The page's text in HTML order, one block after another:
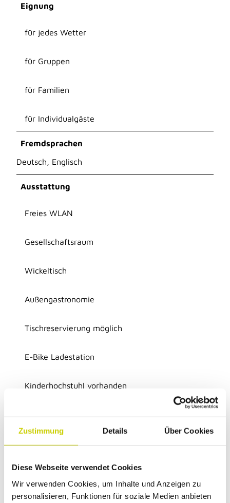
Zustimmung Details Über Cookies
Diese Webseite verwendet Cookies
Wir verwenden Cookies, um Inhalte und Anzeigen zu
personalisieren, Funktionen für soziale Medien anbieten
Eignung
für jedes Wetter
für Gruppen
für Familien
für Individualgäste
Fremdsprachen
Deutsch, Englisch
Ausstattung
Freies WLAN
Gesellschaftsraum
Wickeltisch
Außengastronomie
Tischreservierung möglich
E-Bike Ladestation
Kinderhochstuhl vorhanden
Produkte aus eigener Herstellung, Produkte von
Klassifizierung
wanderfreundlich